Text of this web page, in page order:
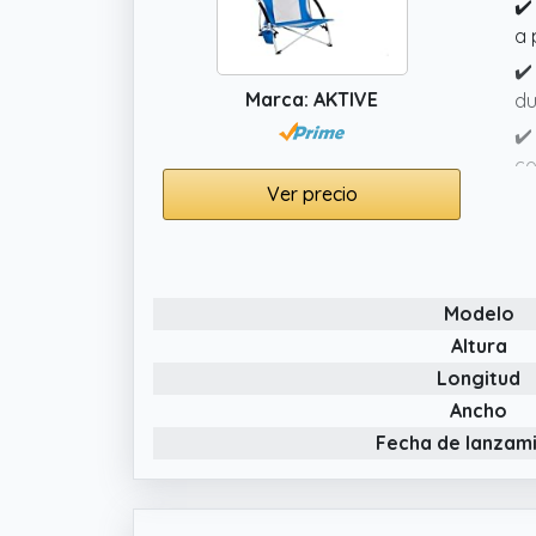
Marca: AKTIVE
Ver precio
✔️
a
✔️
✔️
Modelo
Altura
Longitud
Ancho
Fecha de